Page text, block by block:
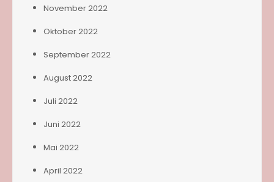
November 2022
Oktober 2022
September 2022
August 2022
Juli 2022
Juni 2022
Mai 2022
April 2022